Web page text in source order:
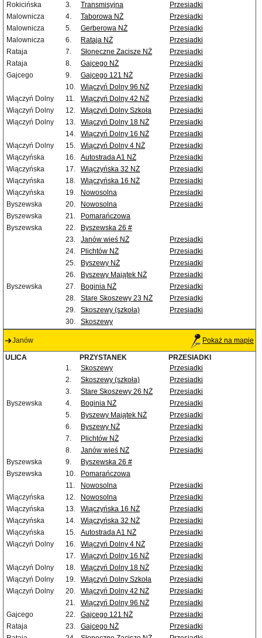
Rokicińska
3. Transmisyjna
Przesiadki
Malownicza
4. Taborowa NŻ
Przesiadki
Malownicza
5. Gerberowa NŻ
Przesiadki
Malownicza
6. Rataja NŻ
Przesiadki
Rataja
7. Słoneczne Zacisze NŻ
Przesiadki
Rataja
8. Gajcego NŻ
Przesiadki
Gajcego
9. Gajcego 121 NŻ
Przesiadki
10.
Wiączyń Dolny 96 NŻ
Przesiadki
Wiączyń Dolny
11. Wiączyń Dolny 42 NŻ
Przesiadki
Wiączyń Dolny
12. Wiączyń Dolny Szkoła
Przesiadki
Wiączyń Dolny
13. Wiączyń Dolny 18 NŻ
Przesiadki
14.
Wiączyń Dolny 16 NŻ
Przesiadki
Wiączyń Dolny
15. Wiączyń Dolny 4 NŻ
Przesiadki
Wiączyńska
16. Autostrada A1 NŻ
Przesiadki
Wiączyńska
17. Wiączyńska 32 NŻ
Przesiadki
Wiączyńska
18. Wiączyńska 16 NŻ
Przesiadki
Wiączyńska
19. Nowosolna
Przesiadki
Byszewska
20. Nowosolna
Przesiadki
Byszewska
21.
Pomarańczowa
Byszewska
22.
Byszewska 26 #
23.
Janów wieś NŻ
Przesiadki
24.
Plichtów NŻ
Przesiadki
25.
Byszewy NŻ
Przesiadki
26.
Byszewy Majątek NŻ
Przesiadki
Byszewska
27. Boginia NŻ
Przesiadki
28.
Stare Skoszewy 23 NŻ
Przesiadki
29.
Skoszewy (szkoła)
Przesiadki
30.
Skoszewy
Janów Pokaż na mapie
ULICA PRZYSTANEK
PRZESIADKI
1.
Skoszewy
Przesiadki
2.
Skoszewy (szkoła)
Przesiadki
3.
Stare Skoszewy 26 NŻ
Przesiadki
Byszewska
4. Boginia NŻ
Przesiadki
5.
Byszewy Majątek NŻ
Przesiadki
6.
Byszewy NŻ
Przesiadki
7.
Plichtów NŻ
Przesiadki
8.
Janów wieś NŻ
Przesiadki
Byszewska
9.
Byszewska 26 #
Byszewska
10.
Pomarańczowa
11.
Nowosolna
Przesiadki
Wiączyńska
12. Nowosolna
Przesiadki
Wiączyńska
13. Wiączyńska 16 NŻ
Przesiadki
Wiączyńska
14. Wiączyńska 32 NŻ
Przesiadki
Wiączyńska
15. Autostrada A1 NŻ
Przesiadki
Wiączyń Dolny
16. Wiączyń Dolny 4 NŻ
Przesiadki
17.
Wiączyń Dolny 16 NŻ
Przesiadki
Wiączyń Dolny
18. Wiączyń Dolny 18 NŻ
Przesiadki
Wiączyń Dolny
19. Wiączyń Dolny Szkoła
Przesiadki
Wiączyń Dolny
20. Wiączyń Dolny 42 NŻ
Przesiadki
21.
Wiączyń Dolny 96 NŻ
Przesiadki
Gajcego
22. Gajcego 121 NŻ
Przesiadki
Rataja
23. Gajcego NŻ
Przesiadki